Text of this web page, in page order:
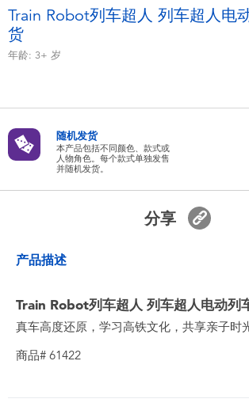
毛绒公仔玩具
夏日
电池
新登场
Train Robot列车超人 列车超人电
货
年龄: 3+ 岁
随机发货
本产品包括不同颜色、款式或
人物角色。每个款式单独发售
并随机发货。
分享
产品描述
Train Robot列车超人 列车超人电动列
真车高度还原，学习高铁文化，共享亲子时
商品# 61422